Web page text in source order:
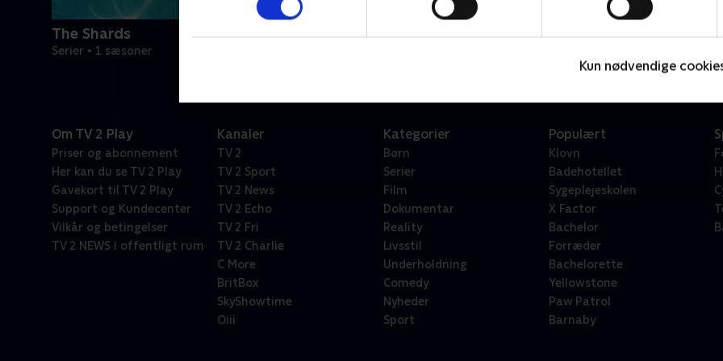
Kun nødvendige
The Shards
Serier • 1 sæsoner
Om TV 2 Play
Priser og abonnement
Her kan du se TV 2 Play
Gavekort til TV 2 Play
Support og Kundecenter
Vilkår og betingelser
TV 2 NEWS i offentligt rum
Kanaler
TV 2
TV 2 Sport
TV 2 News
TV 2 Echo
TV 2 Fri
TV 2 Charlie
C More
BritBox
SkyShowtime
Oiii
Kategorier
Børn
Serier
Film
Dokumentar
Reality
Livsstil
Underholdning
Comedy
Nyheder
Sport
Populært
Klovn
Badehotellet
Sygeplejeskolen
X Factor
Bachelor
Forræder
Bachelorette
Yellowstone
Paw Patrol
Barnaby